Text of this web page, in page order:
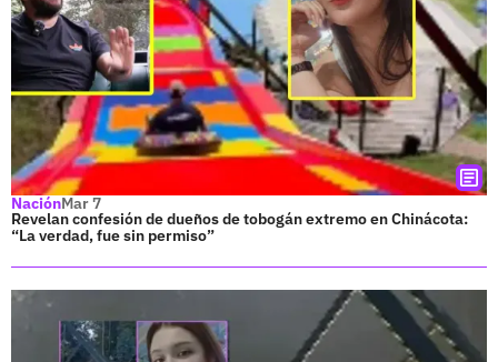
NaciónMar 7
Revelan confesión de dueños de tobogán extremo en Chinácota:
“La verdad, fue sin permiso”